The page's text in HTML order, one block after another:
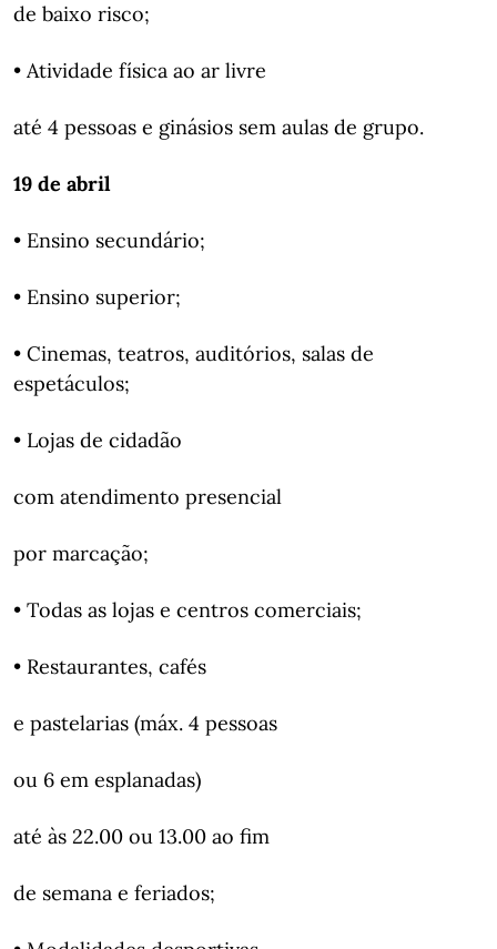
de baixo risco;
• Atividade física ao ar livre
até 4 pessoas e ginásios sem aulas de grupo.
19 de abril
• Ensino secundário;
• Ensino superior;
• Cinemas, teatros, auditórios, salas de
espetáculos;
• Lojas de cidadão
com atendimento presencial
por marcação;
• Todas as lojas e centros comerciais;
• Restaurantes, cafés
e pastelarias (máx. 4 pessoas
ou 6 em esplanadas)
até às 22.00 ou 13.00 ao fim
de semana e feriados;